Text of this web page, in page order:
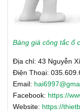
Bảng giá công tắc ổ
Địa chỉ: 43 Nguyễn
Điện Thoại:
Email:
Facebook: https://
Website: https://